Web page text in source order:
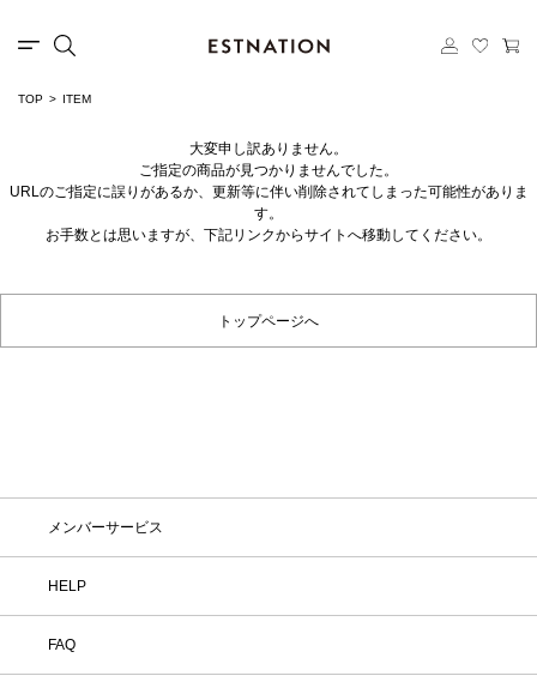
TOP ITEM
大変申し訳ありません。
ご指定の商品が見つかりませんでした。
URLのご指定に誤りがあるか、更新等に伴い削除されてしまった可能性がありま
す。
お手数とは思いますが、下記リンクからサイトへ移動してください。
トップページへ
メンバーサービス
HELP
FAQ